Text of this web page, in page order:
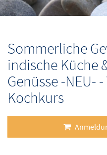
Sommerliche
indische Küche
Genüsse -NEU-
Kochkurs